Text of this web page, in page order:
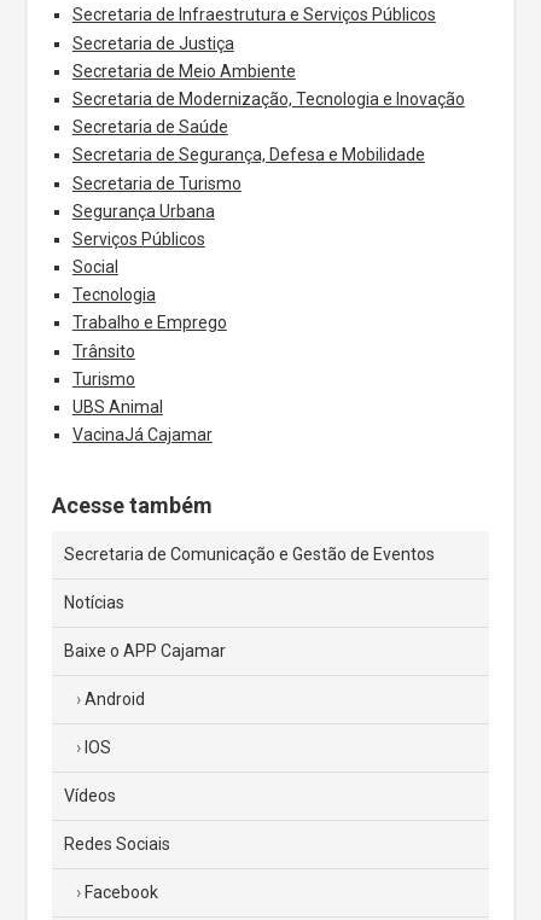
Secretaria de Infraestrutura e Serviços Públicos
Secretaria de Justiça
Secretaria de Meio Ambiente
Secretaria de Modernização, Tecnologia e Inovação
Secretaria de Saúde
Secretaria de Segurança, Defesa e Mobilidade
Secretaria de Turismo
Segurança Urbana
Serviços Públicos
Social
Tecnologia
Trabalho e Emprego
Trânsito
Turismo
UBS Animal
VacinaJá Cajamar
Acesse também
Secretaria de Comunicação e Gestão de Eventos
Notícias
Baixe o APP Cajamar
Android
IOS
Vídeos
Redes Sociais
Facebook